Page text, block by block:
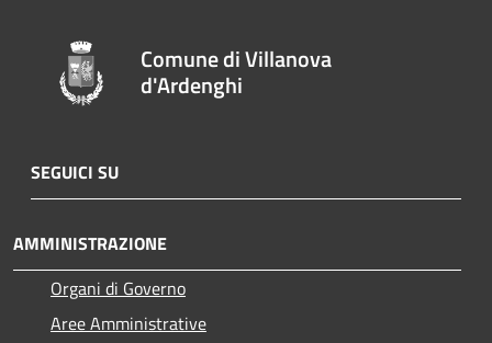
Comune di Villanova
d'Ardenghi
SEGUICI SU
AMMINISTRAZIONE
Organi di Governo
Aree Amministrative